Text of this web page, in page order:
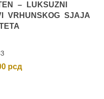
– LUKSUZNI
VRHUNSKOG SJAJA
рсд